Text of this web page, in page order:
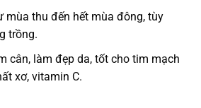
mùa thu đến hết mùa đông, tùy
trồng.
cân, làm đẹp da, tốt cho tim mạch
xơ, vitamin C.